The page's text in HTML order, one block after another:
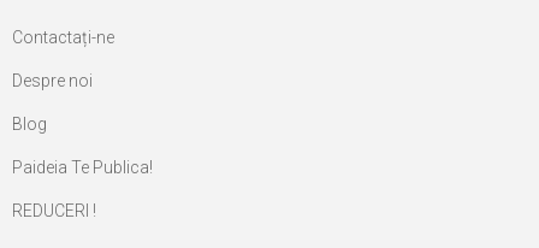
Contactați-ne
Despre noi
Blog
Paideia Te Publica!
REDUCERI !